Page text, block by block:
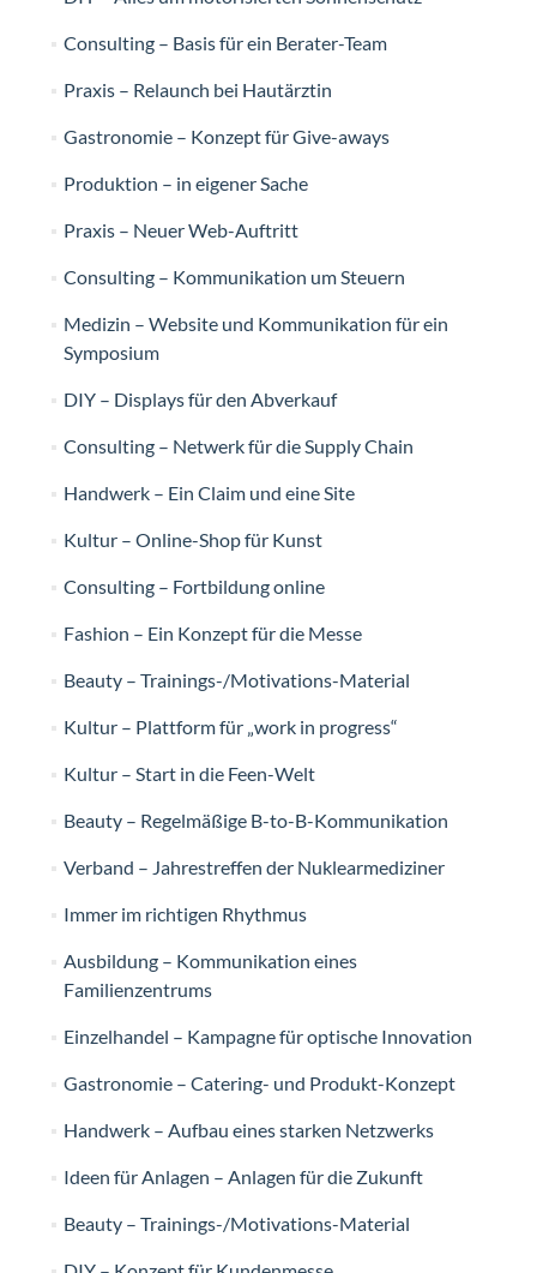
Consulting – Basis für ein Berater-Team
Praxis – Relaunch bei Hautärztin
Gastronomie – Konzept für Give-aways
Produktion – in eigener Sache
Praxis – Neuer Web-Auftritt
Consulting – Kommunikation um Steuern
Medizin – Website und Kommunikation für ein
Symposium
DIY – Displays für den Abverkauf
Consulting – Netwerk für die Supply Chain
Handwerk – Ein Claim und eine Site
Kultur – Online-Shop für Kunst
Consulting – Fortbildung online
Fashion – Ein Konzept für die Messe
Beauty – Trainings-/Motivations-Material
Kultur – Plattform für „work in progress“
Kultur – Start in die Feen-Welt
Beauty – Regelmäßige B-to-B-Kommunikation
Verband – Jahrestreffen der Nuklearmediziner
Immer im richtigen Rhythmus
Ausbildung – Kommunikation eines
Familienzentrums
Einzelhandel – Kampagne für optische Innovation
Gastronomie – Catering- und Produkt-Konzept
Handwerk – Aufbau eines starken Netzwerks
Ideen für Anlagen – Anlagen für die Zukunft
Beauty – Trainings-/Motivations-Material